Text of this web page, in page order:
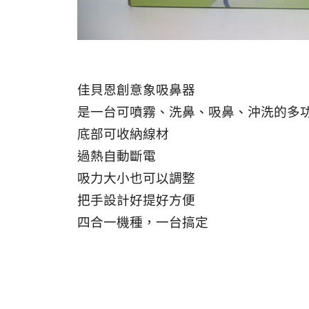
佳貝恩創意象吸鼻器
是一台可噴霧、洗鼻、吸鼻、沖洗的多
底部可收納線材
過熱自動斷電
吸力大小也可以調整
把手設計好提好方便
四合一機種，一台搞定